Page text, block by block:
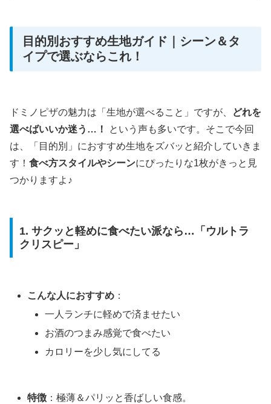
目的別おすすめ生地ガイド｜シーン＆タ
イプで選ぶならこれ！
ドミノピザの魅力は「生地が選べること」ですが、
どれを
選べばいいか迷う…！
という声も多いです。そこで今回
は、「目的別」におすすめ生地をズバッと紹介していきま
す！ 食べ方スタイルやシーンにぴったりな1枚がきっと見
つかりますよ♪
1. サクッと軽めに食べたい派なら…「ウルトラ
クリスピー」
こんな人におすすめ ：
一人ランチに軽めで済ませたい
お酒のつまみ感覚で食べたい
カロリーを少し気にしてる
特徴 ：極薄＆パリッと香ばしい食感。